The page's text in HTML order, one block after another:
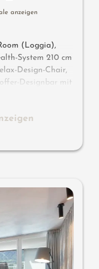
anzeigen
(Loggia),
System 210 cm
Design-Chair,
Designbar mit
mit
Sie & Ihn, WC